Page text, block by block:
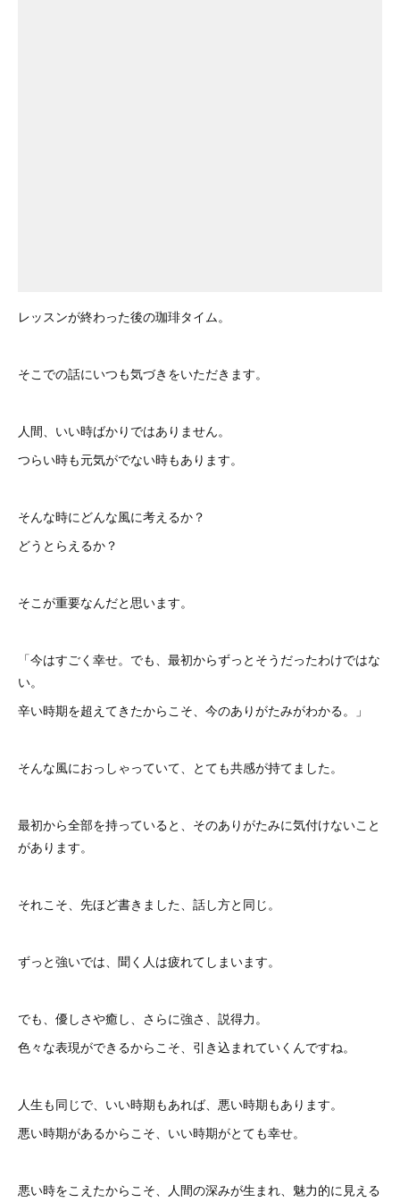
レッスンが終わった後の珈琲タイム。
そこでの話にいつも気づきをいただきます。
人間、いい時ばかりではありません。
つらい時も元気がでない時もあります。
そんな時にどんな風に考えるか？
どうとらえるか？
そこが重要なんだと思います。
「今はすごく幸せ。でも、最初からずっとそうだったわけではな
い。
辛い時期を超えてきたからこそ、今のありがたみがわかる。」
そんな風におっしゃっていて、とても共感が持てました。
最初から全部を持っていると、そのありがたみに気付けないこと
があります。
それこそ、先ほど書きました、話し方と同じ。
ずっと強いでは、聞く人は疲れてしまいます。
でも、優しさや癒し、さらに強さ、説得力。
色々な表現ができるからこそ、引き込まれていくんですね。
人生も同じで、いい時期もあれば、悪い時期もあります。
悪い時期があるからこそ、いい時期がとても幸せ。
悪い時をこえたからこそ、人間の深みが生まれ、魅力的に見える